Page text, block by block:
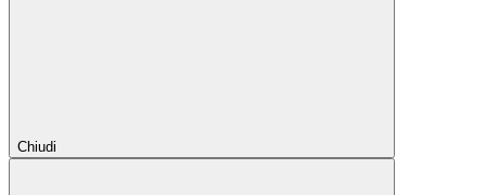
Chiudi